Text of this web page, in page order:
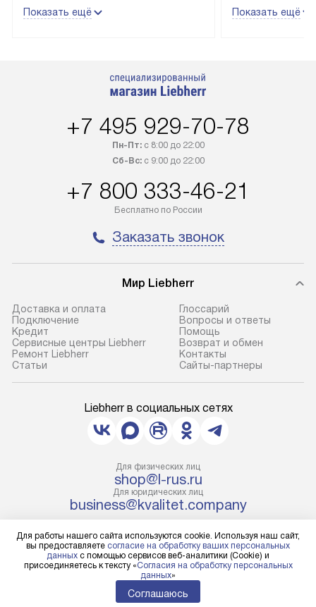
лейблом доставляется бесплатно
Показать ещё
эксплуатации
Показать ещё
+7 495 929-70-78
Пн-Пт:с 8:00 до 22:00
Сб-Вс:с 9:00 до 22:00
+7 800 333-46-21
Бесплатно по России
Заказать звонок
Мир Liebherr
Доставка и оплата
Подключение
Кредит
Сервисные центры Liebherr
Ремонт Liebherr
Cтатьи
Глоссарий
Вопросы и ответы
Помощь
Возврат и обмен
Контакты
Сайты-партнеры
Liebherr в социальных сетях
Для физических лиц
shop@l-rus.ru
Для юридических лиц
business@kvalitet.company
НАПИСАТЬ РУКОВОДСТВУ
Политика конфиденциальности
Карта сайта
Для работы нашего сайта используются cookie. Используя наш сайт,
вы предоставляете согласие на обработку ваших персональных
данных с помощью сервисов веб-аналитики (Cookie) и
присоединяетесь к тексту «Согласия на обработку персональных
данных»
Соглашаюсь